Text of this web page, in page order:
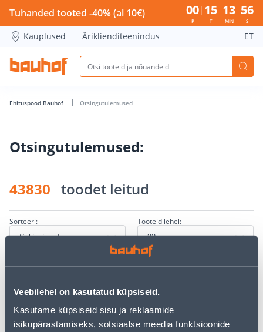
Veebilehel on kasutatud küpsiseid.
Kasutame küpsiseid sisu ja reklaamide
isikupärastamiseks, sotsiaalse meedia funktsioonide
Otsingu lehekülg - Bauhof has loaded
Tuhanded tooted -40% (al 10€) 00
P
15
T
13
MIN
56
S
Kauplused Äriklienditeenindus ET
Ehituspood Bauhof Otsingutulemused
Otsingutulemused:
43830 toodet leitud
Sorteeri: Tooteid lehel:
1 ... 1367 1368 1369